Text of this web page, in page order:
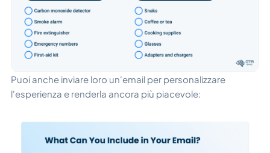
Puoi anche inviare loro un'email per personalizzare
l'esperienza e renderla ancora più piacevole: